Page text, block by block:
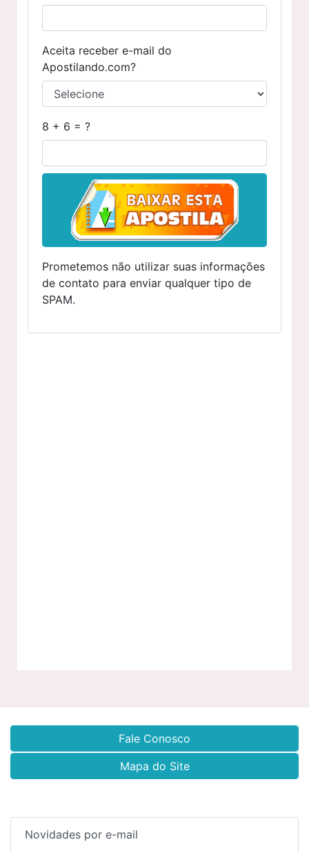
Aceita receber e-mail do
Apostilando.com?
8 + 6 = ?
Prometemos não utilizar suas informações
de contato para enviar qualquer tipo de
SPAM.
Fale Conosco
Mapa do Site
Novidades por e-mail